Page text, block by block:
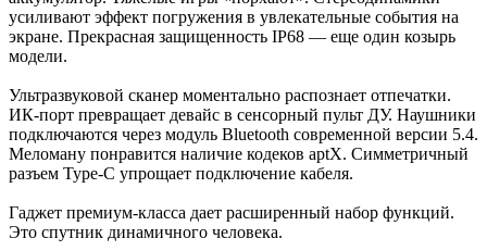
усиливают эффект погружения в увлекательные события на
экране. Прекрасная защищенность IP68 — еще один козырь
модели.
Ультразвуковой сканер моментально распознает отпечатки.
ИК-порт превращает девайс в сенсорный пульт ДУ. Наушники
подключаются через модуль Bluetooth современной версии 5.4.
Меломану понравится наличие кодеков aptX. Симметричный
разъем Type-C упрощает подключение кабеля.
Гаджет премиум-класса дает расширенный набор функций.
Это спутник динамичного человека.